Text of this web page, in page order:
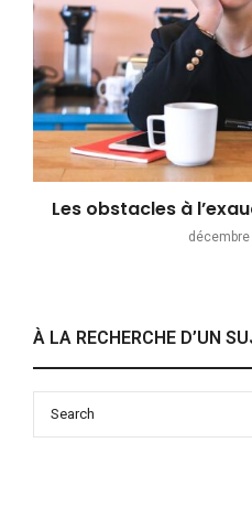
Les obstacles à
décembre
À LA RECHERCHE D’UN